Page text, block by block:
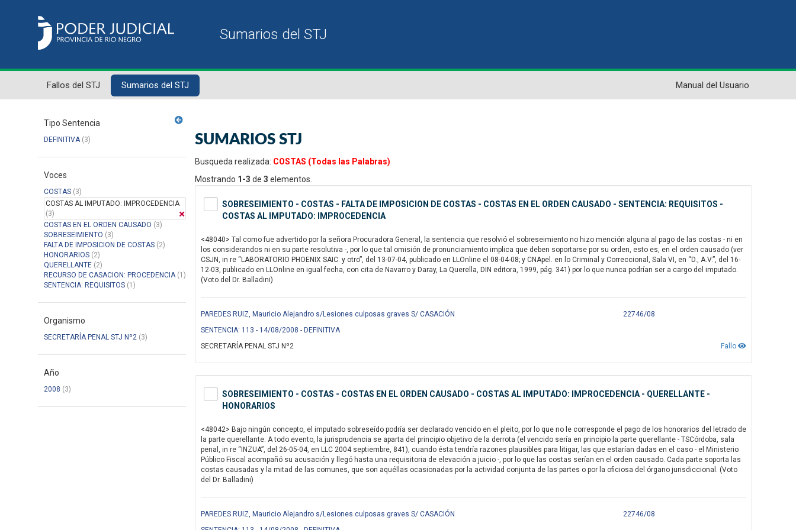
Fallos del STJ Sumarios del STJ Manual del Usuario
Tipo Sentencia
DEFINITIVA(3)
Voces
COSTAS (3)
COSTAS AL IMPUTADO: IMPROCEDENCIA
(3)
COSTAS EN EL ORDEN CAUSADO (3)
SOBRESEIMIENTO (3)
FALTA DE IMPOSICION DE COSTAS (2)
HONORARIOS (2)
QUERELLANTE (2)
RECURSO DE CASACION: PROCEDENCIA(1)
SENTENCIA: REQUISITOS (1)
Organismo
SECRETARÍA PENAL STJ Nº2 (3)
Año
2008 (3)
SUMARIOS STJ
Busqueda realizada: COSTAS (Todas las Palabras)
Mostrando 1-3 de 3 elementos.
SOBRESEIMIENTO - COSTAS - FALTA DE IMPOSICION DE COSTAS - COSTAS EN EL ORDEN CAUSADO - SENTENCIA: REQUISITOS -
COSTAS AL IMPUTADO: IMPROCEDENCIA
<48040> Tal como fue advertido por la señora Procuradora General, la sentencia que resolvió el sobreseimiento no hizo mención alguna al pago de las costas - ni en
los considerandos ni en su parte resolutiva -, por lo que tal omisión de pronunciamiento implica que deben soportarse por su orden, esto es, en el orden causado (ver
CSJN, in re “LABORATORIO PHOENIX SAIC. y otro”, del 13-07-04, publicado en LLOnline el 08-04-08; y CNApel. en lo Criminal y Correccional, Sala VI, en “D., A.V.”, del 16-
12-03, publicado en LLOnline en igual fecha, con cita de Navarro y Daray, La Querella, DIN editora, 1999, pág. 341) por lo que nunca podrían ser a cargo del imputado.
(Voto del Dr. Balladini)
PAREDES RUIZ, Mauricio Alejandro s/Lesiones culposas graves S/ CASACIÓN
22746/08
SENTENCIA: 113 - 14/08/2008 - DEFINITIVA
Fallo
SECRETARÍA PENAL STJ Nº2
SOBRESEIMIENTO - COSTAS - COSTAS EN EL ORDEN CAUSADO - COSTAS AL IMPUTADO: IMPROCEDENCIA - QUERELLANTE -
HONORARIOS
<48042> Bajo ningún concepto, el imputado sobreseído podría ser declarado vencido en el pleito, por lo que no le corresponde el pago de los honorarios del letrado de
la parte querellante. A todo evento, la jurisprudencia se aparta del principio objetivo de la derrota (el vencido sería en principio la parte querellante - TSCórdoba, sala
penal, in re “INZUA”, del 26-05-04, en LLC 2004 septiembre, 841), cuando ésta tendría razones plausibles para litigar, las que estarían dadas en el caso - el Ministerio
Público Fiscal acompañó su acusación y llegó hasta una requisitoria de elevación a juicio -, por lo que las costas serían en el orden causado. Cada parte soporta las
costas causadas y la mitad de las comunes, que son aquéllas ocasionadas por la actividad conjunta de las partes o por la oficiosa del órgano jurisdiccional. (Voto
del Dr. Balladini)
PAREDES RUIZ, Mauricio Alejandro s/Lesiones culposas graves S/ CASACIÓN
22746/08